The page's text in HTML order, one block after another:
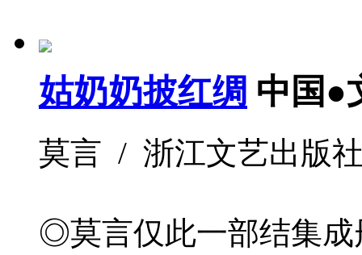
姑奶奶披红绸 中国●
莫言 / 浙江文艺出版
◎莫言仅此一部结集